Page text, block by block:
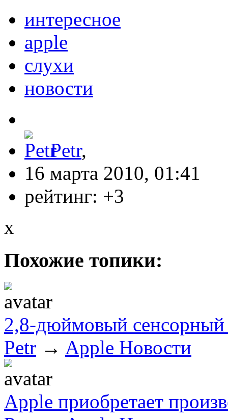
интересное
apple
слухи
новости
Petr,
16 марта 2010, 01:41
рейтинг: +3
x
Похожие топики:
2,8-дюймовый сенсорный
Petr → Apple Новости
Apple приобретает